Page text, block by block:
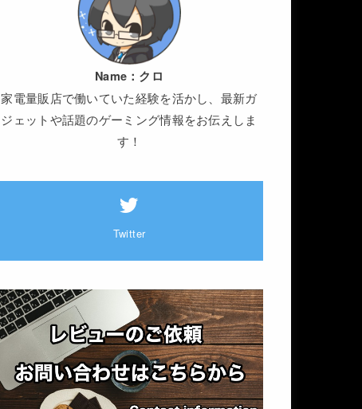
Name： クロ
家電量販店で働いていた経験を活かし、最新ガ
ジェットや話題のゲーミング情報をお伝えしま
す！
Twitter